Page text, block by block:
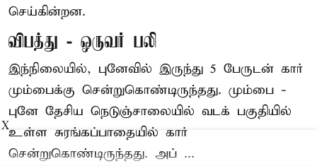
செய்கின்றன.
விபத்து - ஒருவர் பலி
இந்நிலையில், புனேவில் இருந்து 5 பேருடன் கார்
மும்பைக்கு சென்றுகொண்டிருந்தது. மும்பை -
புனே தேசிய நெடுஞ்சாலையில் வடக் பகுதியில்
உள்ள சுரங்கப்பாதையில் கார்
சென்றுகொண்டிருந்தது. அப் ...
X